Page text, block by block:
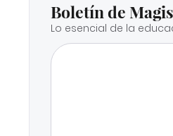
Boletín de
Lo esencial de la